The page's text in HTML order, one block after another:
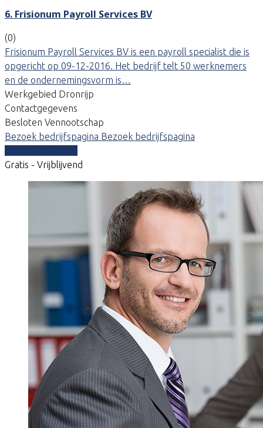
6. Frisionum Payroll Services BV
(0)
Frisionum Payroll Services BV is een payroll specialist die is
opgericht op 09-12-2016. Het bedrijf telt 50 werknemers
en de ondernemingsvorm is…
Werkgebied Dronrijp
Contactgegevens
Besloten Vennootschap
Bezoek bedrijfspagina Bezoek bedrijfspagina
Gratis - Vrijblijvend